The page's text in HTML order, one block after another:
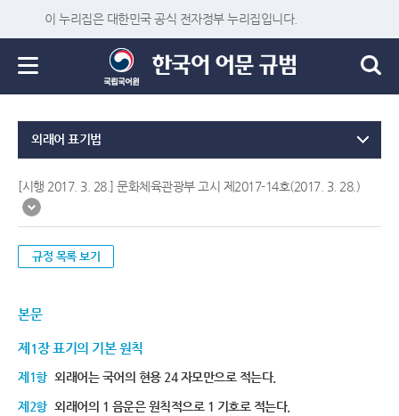
이 누리집은 대한민국 공식 전자정부 누리집입니다.
외래어 표기법
[시행 2017. 3. 28.] 문화체육관광부 고시 제2017-14호(2017. 3. 28.)
규정 목록 보기
본문
제1장 표기의 기본 원칙
제1항 외래어는 국어의 현용 24 자모만으로 적는다.
제2항 외래어의 1 음운은 원칙적으로 1 기호로 적는다.